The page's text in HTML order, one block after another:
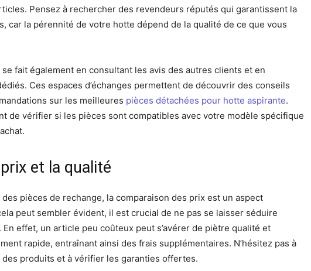
Pensez à rechercher des revendeurs réputés qui garantissent la
car la pérennité de votre hotte dépend de la qualité de ce que vous
fait également en consultant les avis des autres clients et en
Ces espaces d’échanges permettent de découvrir des conseils
sur les meilleures pièces détachées pour hotte aspirante.
de vérifier si les pièces sont compatibles avec votre modèle spécifique
et la qualité
pièces de rechange, la comparaison des prix est un aspect
peut sembler évident, il est crucial de ne pas se laisser séduire
effet, un article peu coûteux peut s’avérer de piètre qualité et
rapide, entraînant ainsi des frais supplémentaires. N’hésitez pas à
produits et à vérifier les garanties offertes.